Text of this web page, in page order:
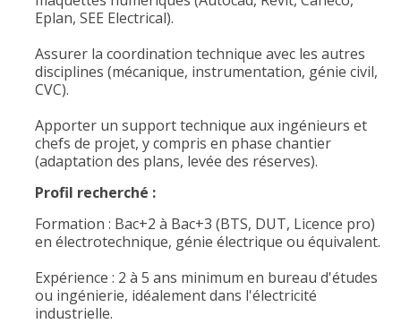
Eplan, SEE Electrical).
Assurer la coordination technique avec les autres
disciplines (mécanique, instrumentation, génie civil,
CVC).
Apporter un support technique aux ingénieurs et
chefs de projet, y compris en phase chantier
(adaptation des plans, levée des réserves).
Profil recherché :
Formation : Bac+2 à Bac+3 (BTS, DUT, Licence pro)
en électrotechnique, génie électrique ou équivalent.
Expérience : 2 à 5 ans minimum en bureau d'études
ou ingénierie, idéalement dans l'électricité
industrielle.